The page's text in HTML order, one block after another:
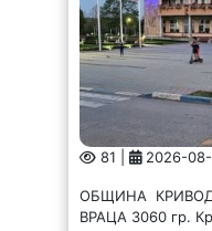
81 | 2026-08-
ОБЩИНА
ВРАЦА 3060 гр.